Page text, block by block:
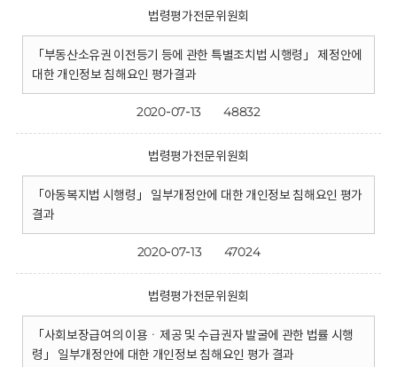
법령평가전문위원회
「부동산소유권 이전등기 등에 관한 특별조치법 시행령」 제정안에
대한 개인정보 침해요인 평가결과
2020-07-13 48832
법령평가전문위원회
「아동복지법 시행령」 일부개정안에 대한 개인정보 침해요인 평가
결과
2020-07-13 47024
법령평가전문위원회
「사회보장급여의 이용ㆍ제공 및 수급권자 발굴에 관한 법률 시행
령」 일부개정안에 대한 개인정보 침해요인 평가 결과